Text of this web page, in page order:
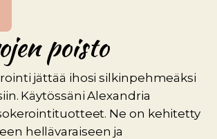
poisto
jättää ihosi silkinpehmeäksi
Käytössäni Alexandria
Ne on kehitetty
hellävaraiseen ja